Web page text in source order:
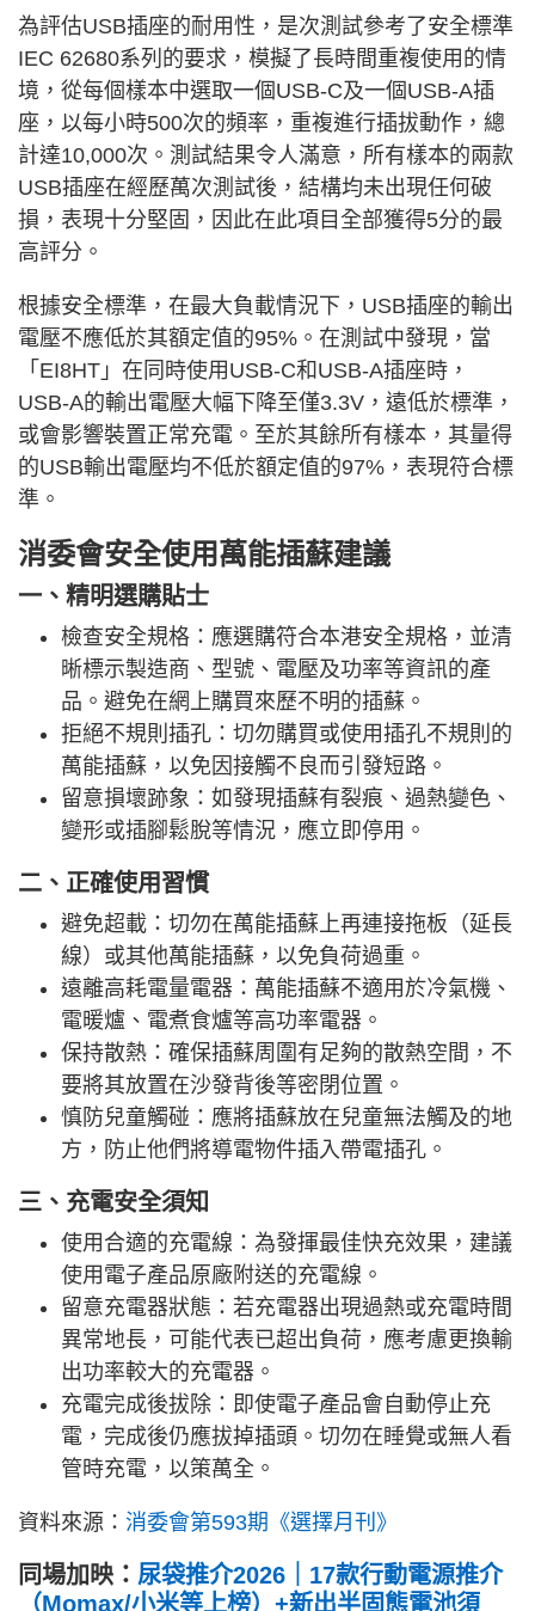
為評估USB插座的耐用性，是次測試參考了安全標準
IEC 62680系列的要求，模擬了長時間重複使用的情
境，從每個樣本中選取一個USB-C及一個USB-A插
座，以每小時500次的頻率，重複進行插拔動作，總
計達10,000次。測試結果令人滿意，所有樣本的兩款
USB插座在經歷萬次測試後，結構均未出現任何破
損，表現十分堅固，因此在此項目全部獲得5分的最
高評分。
根據安全標準，在最大負載情況下，USB插座的輸出
電壓不應低於其額定值的95%。在測試中發現，當
「EI8HT」在同時使用USB-C和USB-A插座時，
USB-A的輸出電壓大幅下降至僅3.3V，遠低於標準，
或會影響裝置正常充電。至於其餘所有樣本，其量得
的USB輸出電壓均不低於額定值的97%，表現符合標
準。
消委會安全使用萬能插蘇建議
一、精明選購貼士
檢查安全規格：應選購符合本港安全規格，並清
晰標示製造商、型號、電壓及功率等資訊的產
品。避免在網上購買來歷不明的插蘇。
拒絕不規則插孔：切勿購買或使用插孔不規則的
萬能插蘇，以免因接觸不良而引發短路。
留意損壞跡象：如發現插蘇有裂痕、過熱變色、
變形或插腳鬆脫等情況，應立即停用。
二、正確使用習慣
避免超載：切勿在萬能插蘇上再連接拖板（延長
線）或其他萬能插蘇，以免負荷過重。
遠離高耗電量電器：萬能插蘇不適用於冷氣機、
電暖爐、電煮食爐等高功率電器。
保持散熱：確保插蘇周圍有足夠的散熱空間，不
要將其放置在沙發背後等密閉位置。
慎防兒童觸碰：應將插蘇放在兒童無法觸及的地
方，防止他們將導電物件插入帶電插孔。
三、充電安全須知
使用合適的充電線：為發揮最佳快充效果，建議
使用電子產品原廠附送的充電線。
留意充電器狀態：若充電器出現過熱或充電時間
異常地長，可能代表已超出負荷，應考慮更換輸
出功率較大的充電器。
充電完成後拔除：即使電子產品會自動停止充
電，完成後仍應拔掉插頭。切勿在睡覺或無人看
管時充電，以策萬全。
資料來源： 消委會第593期《選擇月刊》
同場加映： 尿袋推介2026｜17款行動電源推介
（Momax/小米等上榜）+新出半固態電池須